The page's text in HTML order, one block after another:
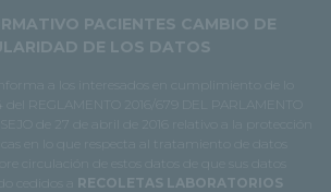
PACIENTES CAMBIO DE
DE LOS DATOS
a los interesados en cumplimiento de lo
del REGLAMENTO 2016/679 DEL PARLAMENTO
de 27 de abril de 2016 relativo a la protección
en lo que respecta al tratamiento de datos
circulación de estos datos de que sus datos
RECOLETAS LABORATORIOS